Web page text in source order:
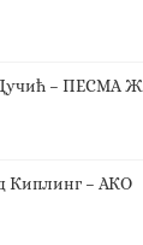
Дучић – ПЕСМА
Киплинг – АКО